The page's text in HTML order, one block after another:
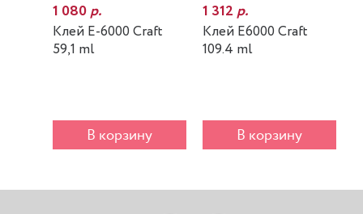
1 080р.
Клей E-6000 Craft
59,1 ml
В корзину
1 312р.
Клей E6000 Craft
109.4 ml
В корзину